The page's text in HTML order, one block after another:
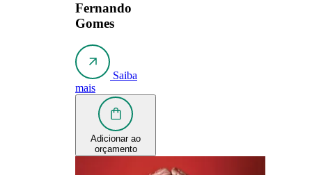
Fernando
Gomes
Saiba
mais
Adicionar ao
orçamento